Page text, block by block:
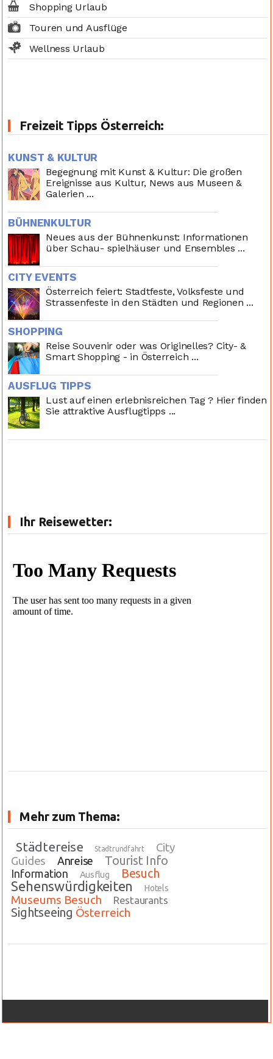
Shopping Urlaub
Touren und Ausflüge
Wellness Urlaub
Freizeit Tipps Österreich:
KUNST & KULTUR
Begegnung mit Kunst & Kultur: Die großen
Ereignisse aus Kultur, News aus Museen &
Galerien ...
BÜHNENKULTUR
Neues aus der Bühnenkunst: Informationen
über Schau- spielhäuser und Ensembles ...
CITY EVENTS
Österreich feiert: Stadtfeste, Volksfeste und
Strassenfeste in den Städten und Regionen ...
SHOPPING
Reise Souvenir oder was Originelles? City- &
Smart Shopping - in Österreich ...
AUSFLUG TIPPS
Lust auf einen erlebnisreichen Tag ? Hier finden
Sie attraktive Ausflugtipps ...
Ihr Reisewetter:
Mehr zum Thema:
Städtereise Stadtrundfahrt
City
Guides
Anreise Tourist Info
Information Ausflug Besuch
Sehenswürdigkeiten Hotels
Museums Besuch Restaurants
Sightseeing Österreich